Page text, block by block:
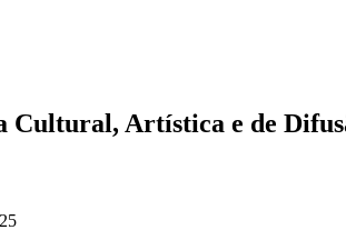
Cultural, Artística e de